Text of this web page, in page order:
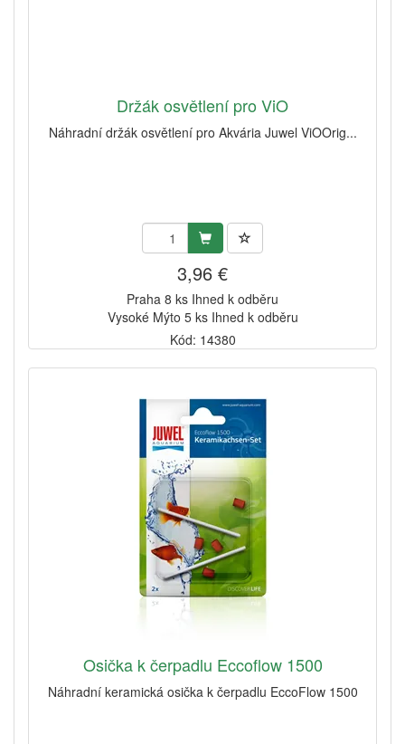
Držák osvětlení pro ViO
Náhradní držák osvětlení pro Akvária Juwel ViOOrig...
3,96 €
Praha 8 ks Ihned k odběru
Vysoké Mýto 5 ks Ihned k odběru
Kód: 14380
Osička k čerpadlu Eccoflow 1500
Náhradní keramická osička k čerpadlu EccoFlow 1500